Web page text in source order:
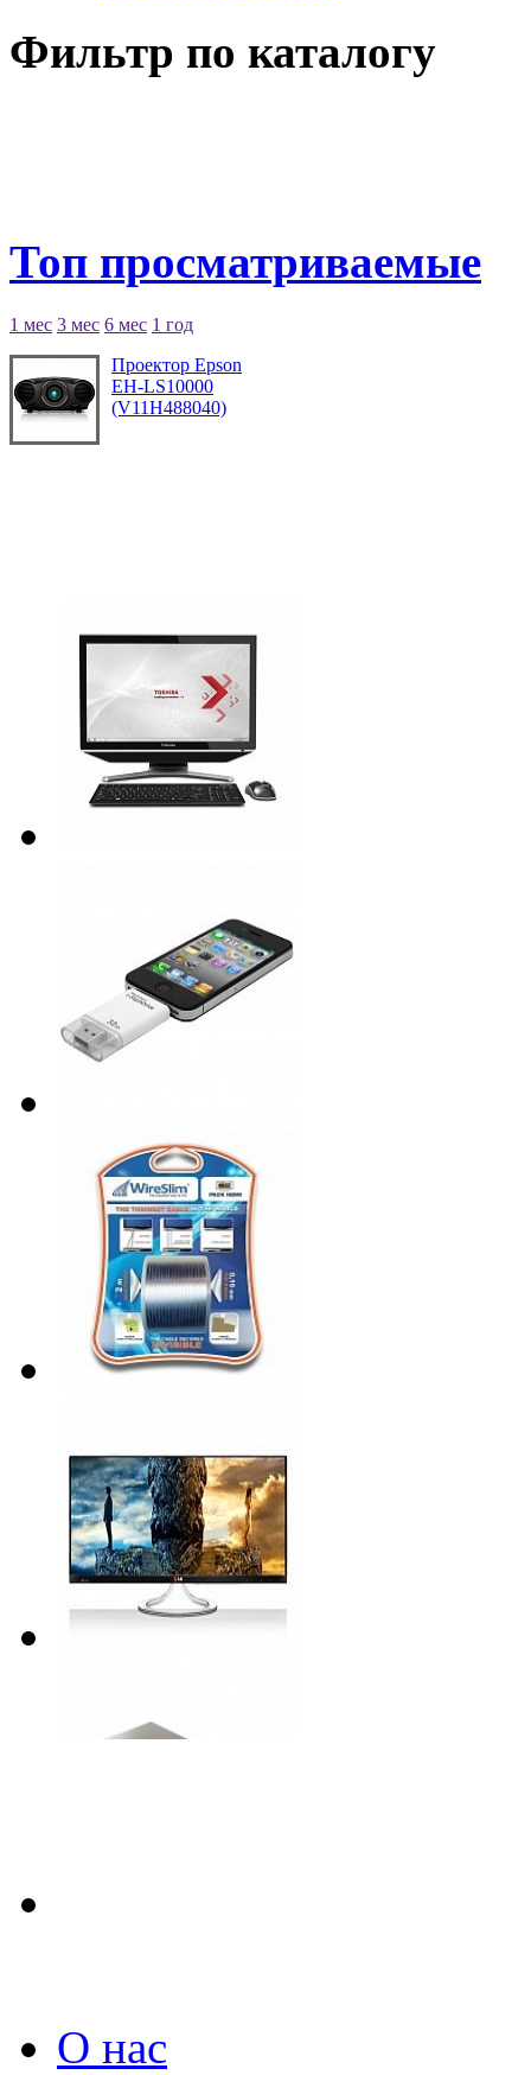
Фильтр по каталогу
Топ просматриваемые
1 мес 3 мес 6 мес 1 год
Проектор Epson
EH-LS10000
(V11H488040)
О нас